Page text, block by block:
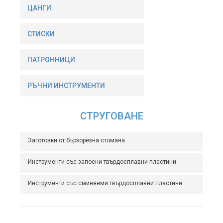
ЦАНГИ
СТИСКИ
ПАТРОННИЦИ
РЪЧНИ ИНСТРУМЕНТИ
СТРУГОВАНЕ
Заготовки от бързорезна стомана
Инструменти със запоени твърдосплавни пластини
Инструменти със сминяеми твърдосплавни пластини